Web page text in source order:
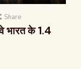
Share
भारत के 1.4